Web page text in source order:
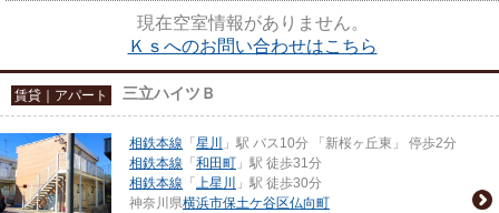
現在空室情報がありません。
Ｋｓへのお問い合わせはこちら
賃貸｜アパート 三立ハイツＢ
相鉄本線 「 星川
」駅 バス10分 「新桜ヶ丘東」 停歩2分
相鉄本線 「 和田町 」駅 徒歩31分
相鉄本線 「 上星川
」駅 徒歩30分
神奈川県横浜市保土ケ谷区仏向町